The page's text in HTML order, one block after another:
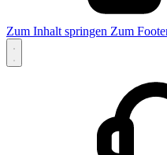
Zum Inhalt springen Zum